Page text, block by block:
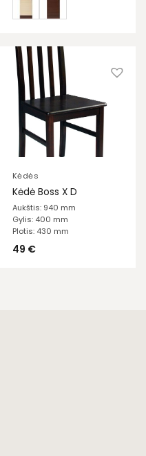
Kėdės
Kėdė Boss X D
Aukštis: 940 mm
Gylis: 400 mm
Plotis: 430 mm
49 €